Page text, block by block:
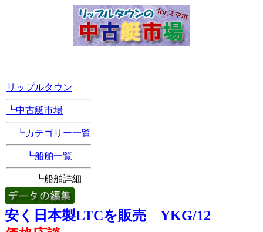
リップルタウン
┗中古艇市場
┗カテゴリー一覧
┗船舶一覧
┗船舶詳細
安く日本製LTCを販売 YKG/12